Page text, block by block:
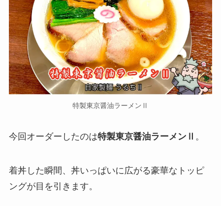
特製東京醤油ラーメンⅡ
今回オーダーしたのは特製東京醤油ラーメンⅡ 。
着丼した瞬間、丼いっぱいに広がる豪華なトッピ
ングが目を引きます。